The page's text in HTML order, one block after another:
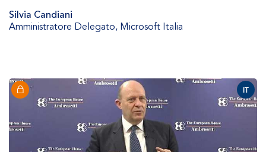
Silvia Candiani
Amministratore Delegato, Microsoft Italia
IT